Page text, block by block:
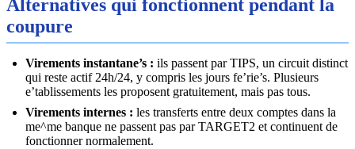
Alternatives qui fonctionnent pendant la
coupure
Virements instantane’s : ils passent par TIPS, un circuit distinct
qui reste actif 24h/24, y compris les jours fe’rie’s. Plusieurs
e’tablissements les proposent gratuitement, mais pas tous.
Virements internes : les transferts entre deux comptes dans la
me^me banque ne passent pas par TARGET2 et continuent de
fonctionner normalement.